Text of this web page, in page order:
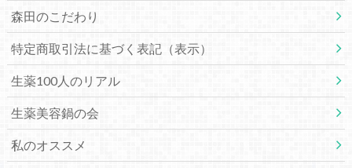
森田のこだわり
特定商取引法に基づく表記（表示）
生薬100人のリアル
生薬美容鍋の会
私のオススメ